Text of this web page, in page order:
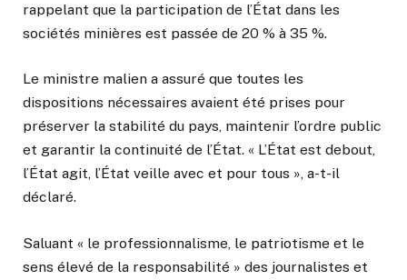
rappelant que la participation de l’État dans les
sociétés minières est passée de 20 % à 35 %.
Le ministre malien a assuré que toutes les
dispositions nécessaires avaient été prises pour
préserver la stabilité du pays, maintenir l’ordre public
et garantir la continuité de l’État. « L’État est debout,
l’État agit, l’État veille avec et pour tous », a-t-il
déclaré.
Saluant « le professionnalisme, le patriotisme et le
sens élevé de la responsabilité » des journalistes et